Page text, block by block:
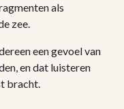
als
zee.
een gevoel van
en dat luisteren
bracht.